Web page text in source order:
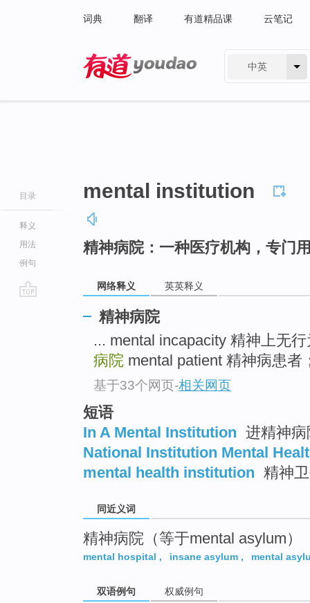
词典 翻译 有道精品课 云笔记
中英
目录
释义
用法
例句
mental institution
精神病院：一种医疗机构，专门
网络释义 英英释义
精神病院
... mental incapacity 精神上无
病院 mental patient 精神病患者
基于33个网页-相关网页
短语
In A Mental Institution 进精神病
National Institution Mental
mental health institution 精神
同近义词
精神病院（等于mental asylum）
mental hospital , insane asylum , mental
双语例句 权威例句